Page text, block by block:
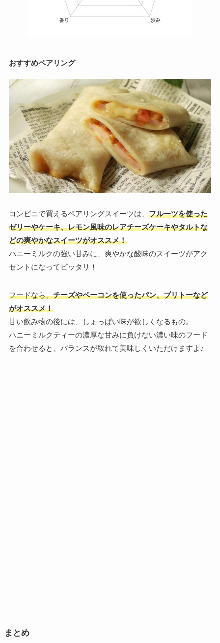
おすすめペアリング
コンビニで買えるペアリングスイーツは、 フルーツを使った
ゼリーやケーキ、レモン風味のレアチーズケーキやタルトな
どの爽やかなスイーツがオススメ！
ハニーミルクの強い甘みに、爽やかな酸味のスイーツがアク
セントになってピッタリ！
フードなら、チーズやベーコンを使ったパン、ブリトーなど
がオススメ！
甘い飲み物の後には、しょっぱい味が欲しくなるもの。
ハニーミルクティーの濃厚な甘みに負けない濃い味のフード
を合わせると、バランスが取れて美味しくいただけますよ♪
まとめ